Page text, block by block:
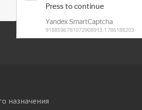
назначения